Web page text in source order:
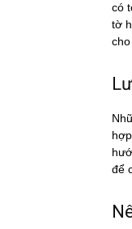
có
tờ
để